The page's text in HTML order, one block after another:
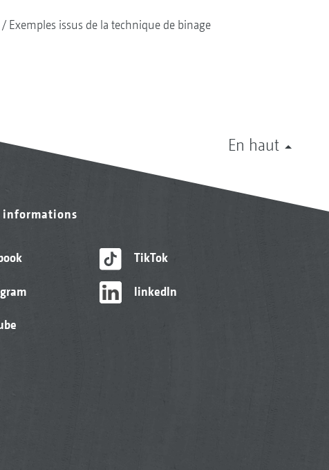
Exemples issus de la technique de binage
En haut
informations
TikTok
linkedIn